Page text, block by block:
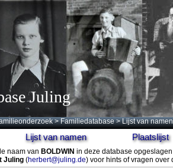
Juling
>Familiedatabase > Lijst van namen
Lijst van namen Plaatslijst
naam van BOLDWIN in deze database
Juling (herbert@juling.de) voor hints of vragen